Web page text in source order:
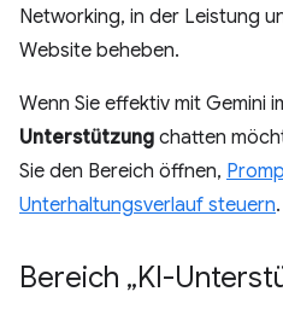
Networking, in der Leistung
Website beheben.
Wenn Sie effektiv mit Gemini
Unterstützung chatten
Sie den Bereich öffnen,
Unterhaltungsverlauf steuern.
Bereich „KI-